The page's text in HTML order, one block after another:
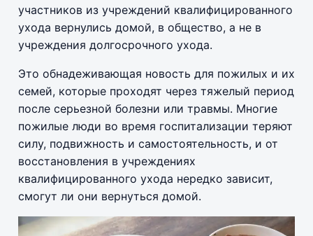
участников из учреждений квалифицированного
ухода вернулись домой, в общество, а не в
учреждения долгосрочного ухода.
Это обнадеживающая новость для пожилых и их
семей, которые проходят через тяжелый период
после серьезной болезни или травмы. Многие
пожилые люди во время госпитализации теряют
силу, подвижность и самостоятельность, и от
восстановления в учреждениях
квалифицированного ухода нередко зависит,
смогут ли они вернуться домой.